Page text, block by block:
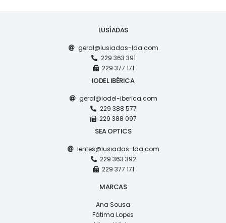
LUSÍADAS
geral@lusiadas-lda.com
229 363 391
229 377 171
IODEL IBÉRICA
geral@iodel-iberica.com
229 388 577
229 388 097
SEA OPTICS
lentes@lusiadas-lda.com
229 363 392
229 377 171
MARCAS
Ana Sousa
Fátima Lopes